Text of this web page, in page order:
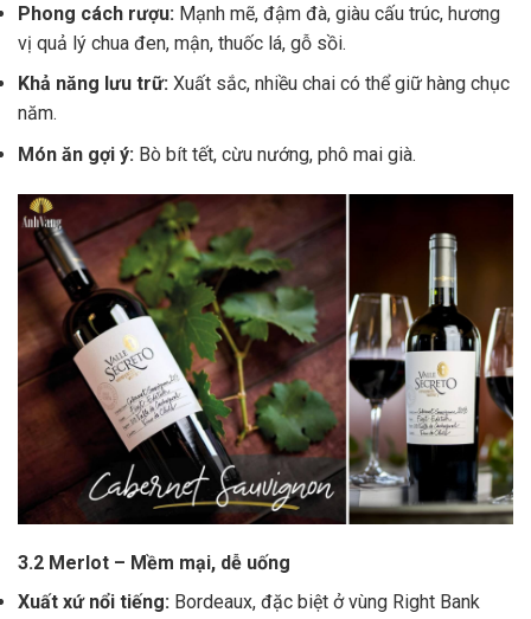
Phong cách rượu: Mạnh mẽ, đậm đà, giàu cấu trúc, hương
vị quả lý chua đen, mận, thuốc lá, gỗ sồi.
Khả năng lưu trữ: Xuất sắc, nhiều chai có thể giữ hàng chục
năm.
Món ăn gợi ý: Bò bít tết, cừu nướng, phô mai già.
3.2 Merlot – Mềm mại, dễ uống
Xuất xứ nổi tiếng: Bordeaux, đặc biệt ở vùng Right Bank